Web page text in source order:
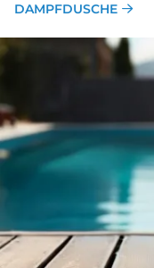
DAMPFDUSCHE